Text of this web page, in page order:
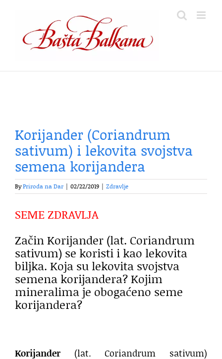
content
Korijander (Coriandrum
sativum) i lekovita svojstva
semena korijandera
ByPriroda na Dar 02/22/2019 Zdravlje
SEME ZDRAVLJA
Začin Korijander (lat. Coriandrum
sativum) se koristi i kao lekovita
biljka. Koja su lekovita svojstva
semena korijandera? Kojim
mineralima je obogaćeno seme
korijandera?
Korijander (lat. Coriandrum sativum)